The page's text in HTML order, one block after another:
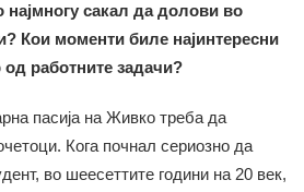
сакал да долови во
Кои моменти биле најинтересни
работните задачи?
пасија на Живко треба да
Кога почнал сериозно да
во шеесеттите години на 20 век,